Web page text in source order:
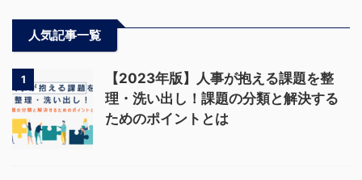
人気記事一覧
1
【2023年版】人事が抱える課題を整
理・洗い出し！課題の分類と解決する
ためのポイントとは